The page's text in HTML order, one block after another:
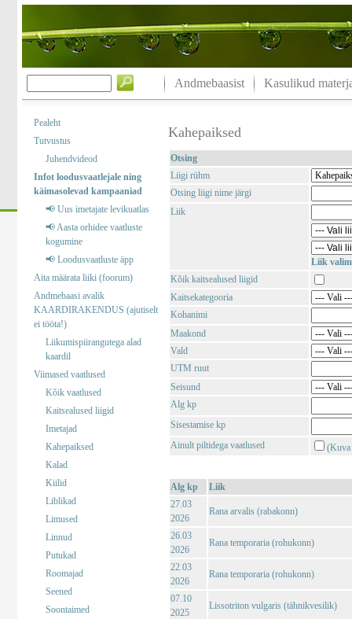
Andmebaasist Kasulikud
Pealeht
Tutvustus
Juhendvideod
Infot loodusvaatlejale ning
käimasolevad kampaaniad
📢 Uus imetajate levikuatlas
📢 Aasta orhidee vaatluste
kogumine
📢 Loodusvaatluste äpp
Aita määrata liiki (foorum)
Andmebaasi avalik
KAARDIRAKENDUS (ajutiselt
ei tööta!)
Liikumispiirangutega alad
kaardil
Viimased vaatlused
Kõik vaatlused
Kaitsealused liigid
Imetajad
Kahepaiksed
Kalad
Kiilid
Liblikad
Limused
Linnud
Putukad
Roomajad
Seened
Soontaimed
Kahepaiksed
Otsing
Liigi rühm
Otsing liigi nime järgi
Liik
Liik
Kõik kaitsealused liigid
Kaitsekategooria
Kohanimi
Maakond
Vald
UTM ruut
Seisund
Alg kp
Sisestamise kp
Ainult piltidega vaatlused
(Kuva
Alg kp
Liik
27.03
2026
Rana arvalis (rabakonn)
26.03
2026
Rana temporaria (rohukonn)
22.03
2026
Rana temporaria (rohukonn)
07.10
2025
Lissotriton vulgaris (tähnikvesilik)